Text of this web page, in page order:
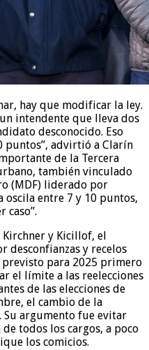
hay que modificar la ley.
intendente que lleva dos
desconocido. Eso
puntos”, advirtió a Clarín
de la Tercera
también vinculado
(MDF) liderado por
oscila entre 7 y 10 puntos,
caso”.
y Kicillof, el
desconfianzas y recelos
previsto para 2025 primero
el límite a las reelecciones
de las elecciones de
el cambio de la
Su argumento fue evitar
todos los cargos, a poco
los comicios.